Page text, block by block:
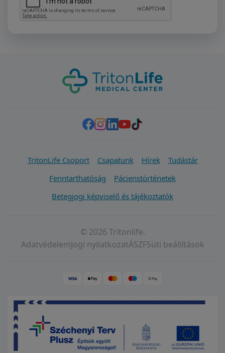
TritonLife Csoport Csapatunk Hírek
Tudástár
Fenntarthatóság
Pácienstörténetek
Betegjogi képviselő és tájékoztatók
© 2026 Tritonlife.
AdatvédelemJogi nyilatkozatÁSZFSüti beállítások